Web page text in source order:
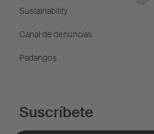
Sustainability
Canal de denuncias
Padangos
Suscríbete